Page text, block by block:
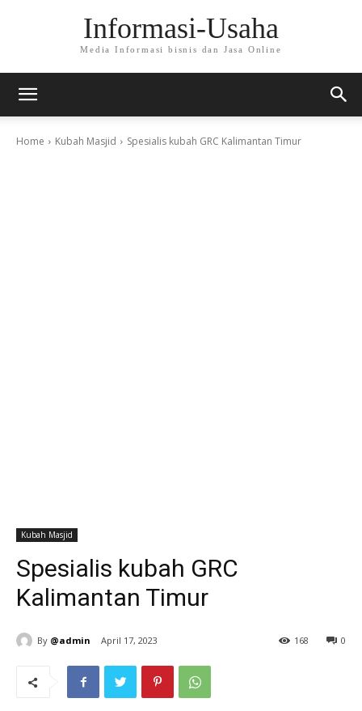
Informasi-Usaha
Media Informasi bisnis dan Jasa Online
Home Kubah Masjid Spesialis kubah GRC Kalimantan Timur
Kubah Masjid
Spesialis kubah GRC
Kalimantan Timur
By @admin April 17, 2023 0
168